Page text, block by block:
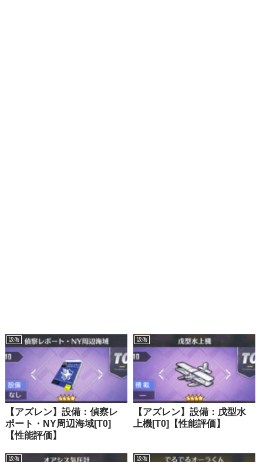
設備
【アズレン】設備：偵察レ
ポート・NY周辺海域[T0]
【性能評価】
設備
【アズレン】設備：戊型水
上機[T0]【性能評価】
設備 設備